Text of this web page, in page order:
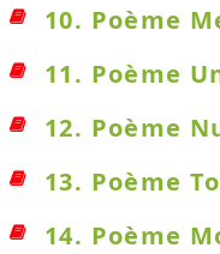
10. Poème
11. Poème
12. Poème
13. Poème
14. Poème